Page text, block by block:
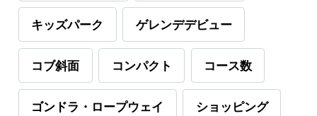
キッズパーク ゲレンデデビュー
コブ斜面 コンパクト コース数
ゴンドラ・ロープウェイ ショッピング